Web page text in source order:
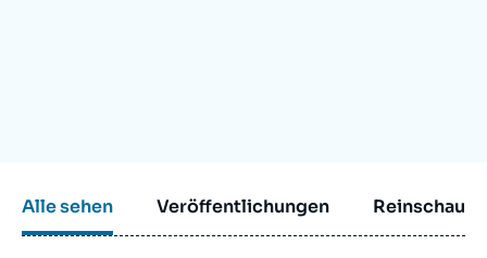
Alle sehen Veröffentlichungen